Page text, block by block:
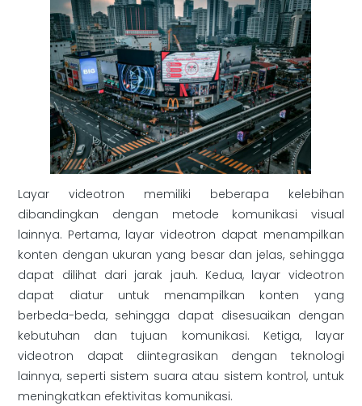
Layar videotron memiliki beberapa kelebihan
dibandingkan dengan metode komunikasi visual
lainnya. Pertama, layar videotron dapat menampilkan
konten dengan ukuran yang besar dan jelas, sehingga
dapat dilihat dari jarak jauh. Kedua, layar videotron
dapat diatur untuk menampilkan konten yang
berbeda-beda, sehingga dapat disesuaikan dengan
kebutuhan dan tujuan komunikasi. Ketiga, layar
videotron dapat diintegrasikan dengan teknologi
lainnya, seperti sistem suara atau sistem kontrol, untuk
meningkatkan efektivitas komunikasi.